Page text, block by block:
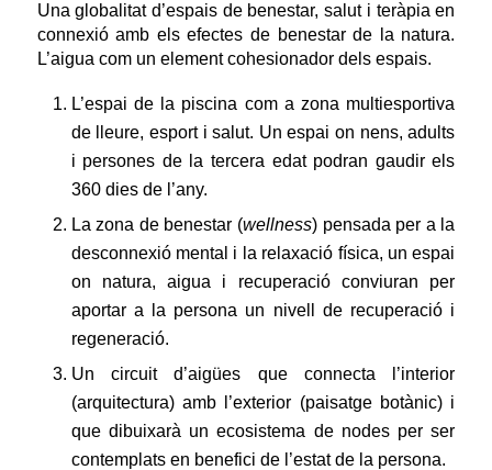
Una globalitat d’espais de benestar, salut i teràpia en
connexió amb els efectes de benestar de la natura.
L’aigua com un element cohesionador dels espais.
L’espai de la piscina com a zona multiesportiva
de lleure, esport i salut. Un espai on nens, adults
i persones de la tercera edat podran gaudir els
360 dies de l’any.
La zona de benestar (wellness) pensada per a la
desconnexió mental i la relaxació física, un espai
on natura, aigua i recuperació conviuran per
aportar a la persona un nivell de recuperació i
regeneració.
Un circuit d’aigües que connecta l’interior
(arquitectura) amb l’exterior (paisatge botànic) i
que dibuixarà un ecosistema de nodes per ser
contemplats en benefici de l’estat de la persona.